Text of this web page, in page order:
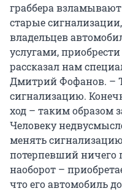
граббера
старые
владельцев
услугами,
рассказал нам
Дмитрий Фофанов. –
сигнализацию.
ход – таким образом
Человеку
менять
потерпевший ничего
наоборот –
что его автомобиль